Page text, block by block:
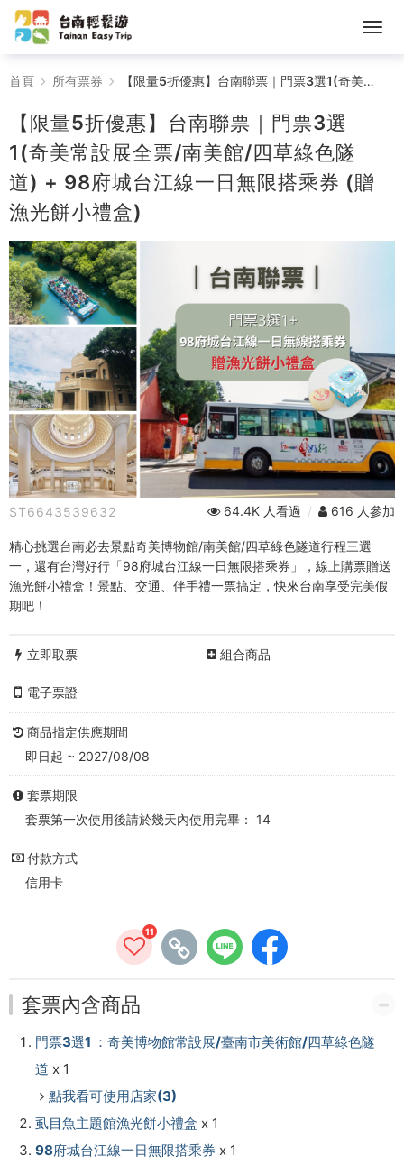
【限
量
5
折
優
惠】
台
南
聯
票
｜
門
票
3
選
1(奇
美
常
設
展
全
票/
南
美
草
綠
隧
道)
首頁 所有票券 【限量5折優惠】台南聯票｜門票3選1(奇美常設展全票/南美館/四草綠色隧道) + 98府城台江線一日無限搭乘券 (贈漁光餅小禮盒)
【限量5折優惠】台南聯票｜門票3選
1(奇美常設展全票/南美館/四草綠色隧
道) + 98府城台江線一日無限搭乘券 (贈
漁光餅小禮盒)
ST6643539632 64.4K 人看過 / 616 人參加
精心挑選台南必去景點奇美博物館/南美館/四草綠色隧道行程三選
一，還有台灣好行「98府城台江線一日無限搭乘券」，線上購票贈送
漁光餅小禮盒！景點、交通、伴手禮一票搞定，快來台南享受完美假
期吧！
立即取票 組合商品
電子票證
商品指定供應期間
即日起 ~ 2027/08/08
套票期限
套票第一次使用後請於幾天內使用完畢： 14
付款方式
信用卡
11
套票內含商品
門票3選1 ：奇美博物館常設展/臺南市美術館/四草綠色隧
道 x 1
點我看可使用店家(3)
虱目魚主題館漁光餅小禮盒 x 1
98府城台江線一日無限搭乘券 x 1